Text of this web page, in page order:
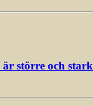
större och